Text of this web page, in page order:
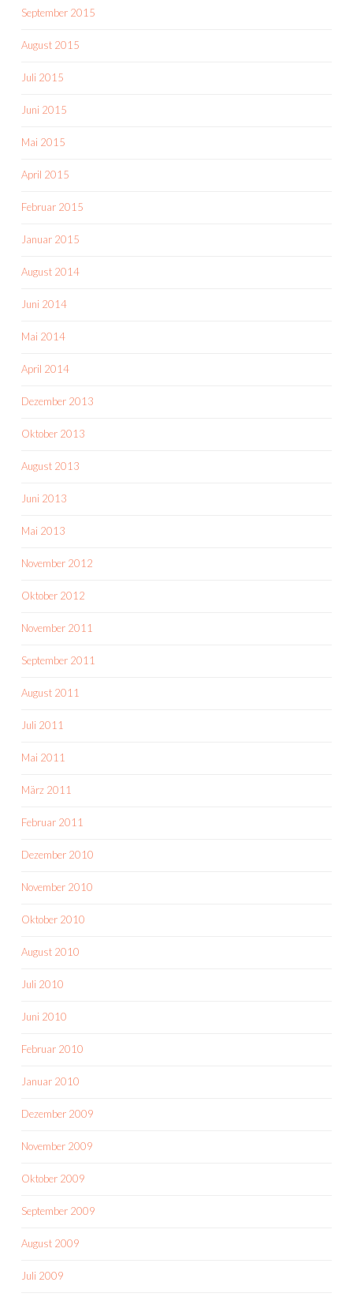
September 2015
August 2015
Juli 2015
Juni 2015
Mai 2015
April 2015
Februar 2015
Januar 2015
August 2014
Juni 2014
Mai 2014
April 2014
Dezember 2013
Oktober 2013
August 2013
Juni 2013
Mai 2013
November 2012
Oktober 2012
November 2011
September 2011
August 2011
Juli 2011
Mai 2011
März 2011
Februar 2011
Dezember 2010
November 2010
Oktober 2010
August 2010
Juli 2010
Juni 2010
Februar 2010
Januar 2010
Dezember 2009
November 2009
Oktober 2009
September 2009
August 2009
Juli 2009